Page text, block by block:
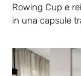
Rowing Cup e
in una capsule